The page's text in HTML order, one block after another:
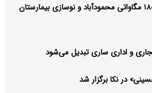
شتاب‌بخشی به ابرپروژه نیروگاه ۱۸۰۰ مگاواتی محمودآباد و نوسازی بیمارستان
و اداری ساری تبدیل می‌شود
در نکا برگزار شد